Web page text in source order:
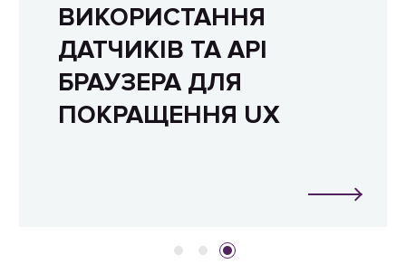
ВИКОРИСТАННЯ
ДАТЧИКІВ ТА API
БРАУЗЕРА ДЛЯ
ПОКРАЩЕННЯ UX